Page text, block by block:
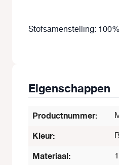
Stofsamenstelling:
Eigenschappen
Productnummer:
Kleur:
Materiaal: